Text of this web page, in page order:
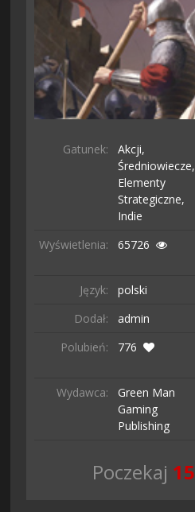
Gatunek:
Akcji,
Średniowiecze,
Elementy
Strategiczne,
Indie
Wyświetlenia: 65726
Język:
polski
Dodał:
admin
Polubień:
776
Wydawca:
Green Man
Gaming
Publishing
Poczekaj 14